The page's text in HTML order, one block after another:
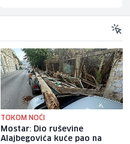
TOKOM NOĆI
Mostar: Dio ruševine
Alajbegovića kuće pao na